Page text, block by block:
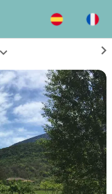
keyboard_arrow_right